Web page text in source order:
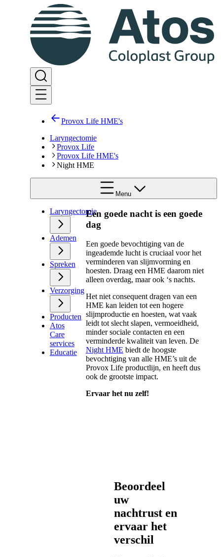
Provox Life HME's
Laryngectomie
Provox Life
Provox Life HME's
Night HME
Menu
Laryngectomie
Ademen
Spreken
Verzorging
Producten
Atos
Care
services
Educatie
Een goede nacht is een goede
dag
Een goede bevochtiging van de
ingeademde lucht is cruciaal voor het
verminderen van slijmvorming en
hoesten. Draag een HME daarom niet
alleen overdag, maar ook ‘s nachts.
Het niet consequent dragen van een
HME kan leiden tot een hogere
slijmproductie en hoesten, wat vaak
leidt tot slecht slapen, vermoeidheid,
minder sociale contacten en een
verminderde kwaliteit van leven. De
Night HME biedt de hoogste
bevochtiging van alle HME’s uit de
Provox Life productlijn, en heeft dus
ook de grootste impact.
Ervaar het nu zelf!
Beoordeel
uw
nachtrust en
ervaar het
verschil